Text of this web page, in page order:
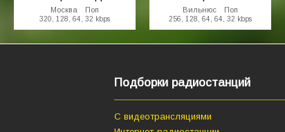
Москва Поп
320, 128, 64, 32 kbps
Вильнюс Поп
256, 128, 64, 64, 32 kbps
Подборки радиостанций
С видеотрансляциями